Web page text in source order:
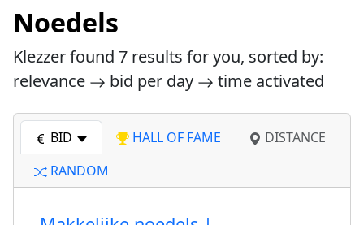
Noedels
Klezzer found 7 results for you, sorted by:
relevance
bid per day time activated
BID HALL OF FAME
DISTANCE
RANDOM